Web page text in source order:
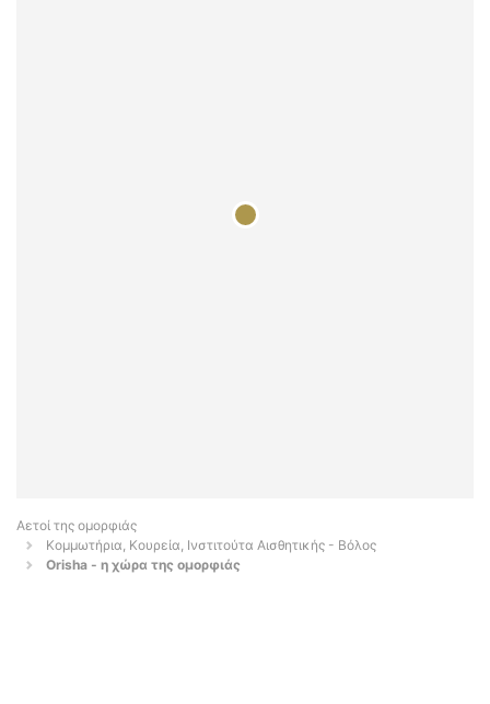
Αετοί της ομορφιάς
Κομμωτήρια, Κουρεία, Ινστιτούτα Αισθητικής - Βόλος
Orisha - η χώρα της ομορφιάς